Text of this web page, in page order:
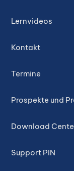
Lernvideos
Kontakt
Termine
Prospekte und
Download
Support PIN